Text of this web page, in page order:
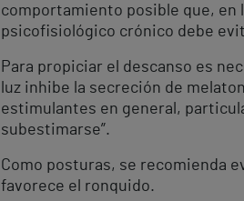
comportamiento posible que, en
psicofisiológico crónico debe
Para propiciar el descanso es
luz inhibe la secreción de
estimulantes en general,
subestimarse”.
Como posturas, se recomienda
favorece el ronquido.